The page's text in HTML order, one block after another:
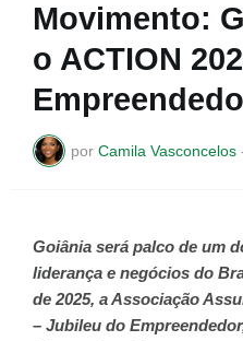
Movimento:
o ACTION
por Camila Vasconcelos
Goiânia será palco de um
liderança e negócios do
de 2025, a Associação
– Jubileu do